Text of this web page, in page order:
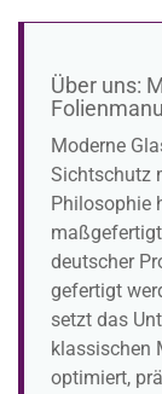
Über uns:
Moderne
Sichtschutz
Philosophie
deutscher
gefertigt
setzt das
klassischen
optimiert,